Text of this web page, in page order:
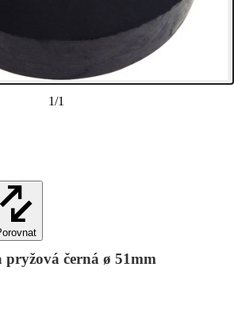
1/1
černá ø 51mm